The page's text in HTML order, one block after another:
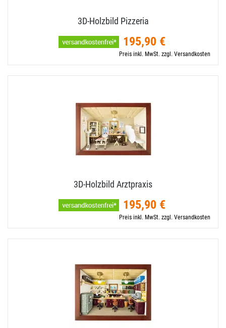
3D-​Holzbild Pizzeria
195,90 €
Preis inkl. MwSt. zzgl. Versandkosten
3D-​Holzbild Arztpraxis
195,90 €
Preis inkl. MwSt. zzgl. Versandkosten